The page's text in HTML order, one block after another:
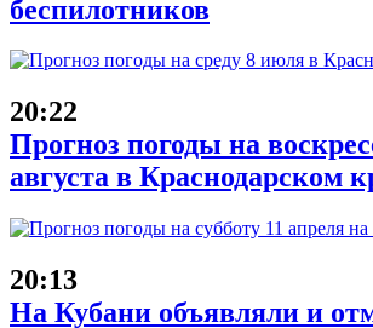
беспилотников
20:22
Прогноз погоды на
августа в Краснодарском
20:13
На Кубани объявляли и